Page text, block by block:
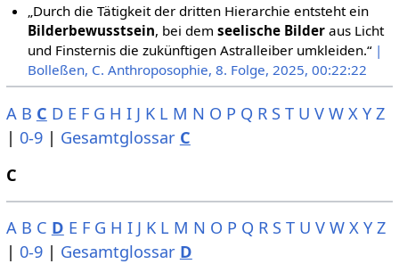
„Durch die Tätigkeit der dritten Hierarchie entsteht ein
Bilderbewusstsein, bei demseelische Bilder aus Licht
und Finsternis die zukünftigen Astralleiber umkleiden.“ |
Bolleßen, C. Anthroposophie, 8. Folge, 2025, 00:22:22
A B C D E F G H I J K L M N O P Q R S T U V W X Y Z
| 0-9| Gesamtglossar C
C
A B C D E F G H I J K L M N O P Q R S T U V W X Y Z
| 0-9| Gesamtglossar D